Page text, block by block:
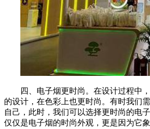
四、电子烟更时尚。在设计过程中
的设计，在色彩上也更时尚。有时我们
自己，此时，我们可以选择更时尚的电
仅仅是电子烟的时尚外观，更是因为它